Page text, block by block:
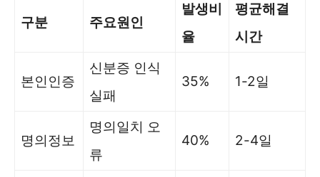
구분 주요원인
발생비
율
평균해결
시간
본인인증
신분증 인식
실패
35% 1-2일
명의정보
명의일치 오
류
40% 2-4일